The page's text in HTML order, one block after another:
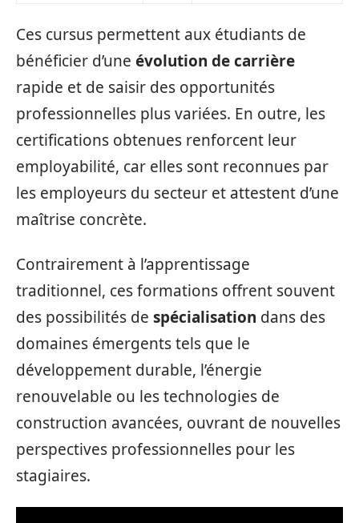
Ces cursus permettent aux étudiants de
bénéficier d’une évolution de carrière
rapide et de saisir des opportunités
professionnelles plus variées. En outre, les
certifications obtenues renforcent leur
employabilité, car elles sont reconnues par
les employeurs du secteur et attestent d’une
maîtrise concrète.
Contrairement à l’apprentissage
traditionnel, ces formations offrent souvent
des possibilités de spécialisation dans des
domaines émergents tels que le
développement durable, l’énergie
renouvelable ou les technologies de
construction avancées, ouvrant de nouvelles
perspectives professionnelles pour les
stagiaires.